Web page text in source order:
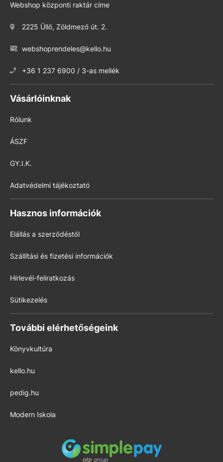
Webshop központi raktár címe
2225 Üllő, Zöldmező út. 2.
webshoprendeles@kello.hu
+36 1 237 6900 / 3-as mellék
Vásárlóinknak
Rólunk
ÁSZF
GY.I.K.
Adatvédelmi tájékoztató
Hasznos információk
Elállás a szerződéstől
Szállítási és fizetési információk
Hírlevél-feliratkozás
Sütikezelés
További elérhetőségeink
Könyvkultúra
kello.hu
pedig.hu
Modern Iskola